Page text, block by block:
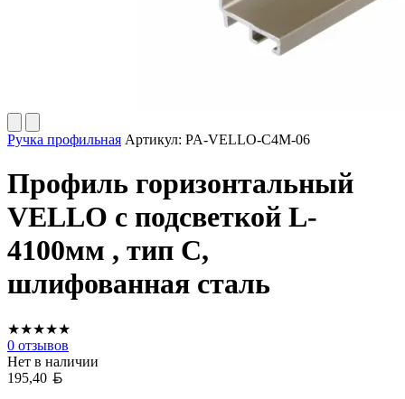
Ручка профильная Артикул: PA-VELLO-C4M-06
Профиль горизонтальный
VELLO с подсветкой L-
4100мм , тип С,
шлифованная сталь
★★★★★
0 отзывов
Нет в наличии
195,40